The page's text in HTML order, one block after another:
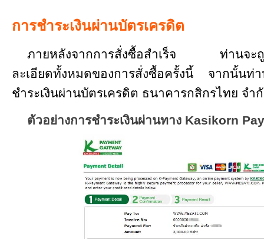
การชำระเงินผ่านบัตรเครดิต
ภายหลังจากการสั่งซื้อสำเร็จ ท่านจะถู
ละเอียดทั้งหมดของการสั่งซื้อครั้งนี้ จากนั้นท่า
ชำระเงินผ่านบัตรเครดิต ธนาคารกสิกรไทย จำ
ตัวอย่างการชำระเงินผ่านทาง Kasikorn